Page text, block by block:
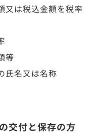
又は税込金額を税率
等
氏名又は名称
交付と保存の方